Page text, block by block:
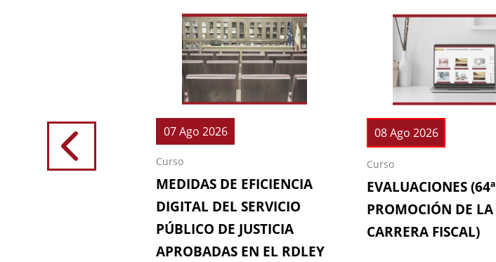
07 Ago 2026
Curso
MEDIDAS DE EFICIENCIA
DIGITAL DEL SERVICIO
PÚBLICO DE JUSTICIA
APROBADAS EN EL RDLEY
08 Ago 2026
Curso
EVALUACIONES (64ª
PROMOCIÓN DE LA
CARRERA FISCAL)